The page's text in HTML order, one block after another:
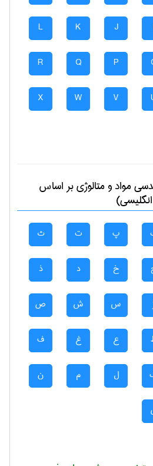
J
K
L
P
Q
R
V
W
X
مواد و متالوژیبر اساس
پ ت ث
خ د ذ
س ش ص
ع غ ف
ل م ن